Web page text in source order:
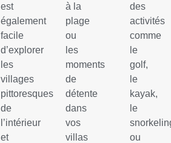
est
également
facile
d’explorer
les
villages
pittoresques
de
l’intérieur
et
à la
plage
ou
les
moments
de
détente
dans
vos
villas
des
activités
comme
le
golf,
le
kayak,
le
ou